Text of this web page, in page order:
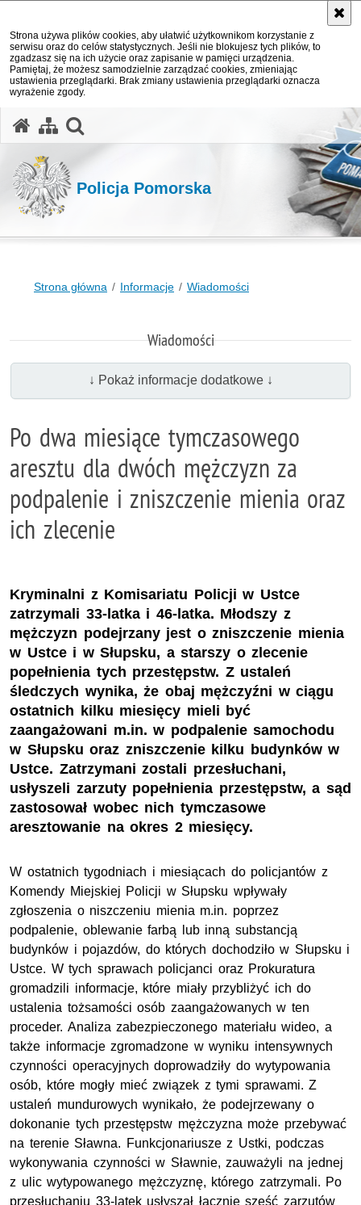
Strona używa plików cookies, aby ułatwić użytkownikom korzystanie z
serwisu oraz do celów statystycznych. Jeśli nie blokujesz tych plików, to
zgadzasz się na ich użycie oraz zapisanie w pamięci urządzenia.
Pamiętaj, że możesz samodzielnie zarządzać cookies, zmieniając
ustawienia przeglądarki. Brak zmiany ustawienia przeglądarki oznacza
wyrażenie zgody.
Policja Pomorska
Strona główna Informacje Wiadomości
Wiadomości
↓ Pokaż informacje dodatkowe ↓
Po dwa miesiące tymczasowego
aresztu dla dwóch mężczyzn za
podpalenie i zniszczenie mienia oraz
ich zlecenie
Kryminalni z Komisariatu Policji w Ustce
zatrzymali 33-latka i 46-latka. Młodszy z
mężczyzn podejrzany jest o zniszczenie mienia
w Ustce i w Słupsku, a starszy o zlecenie
popełnienia tych przestępstw. Z ustaleń
śledczych wynika, że obaj mężczyźni w ciągu
ostatnich kilku miesięcy mieli być
zaangażowani m.in. w podpalenie samochodu
w Słupsku oraz zniszczenie kilku budynków w
Ustce. Zatrzymani zostali przesłuchani,
usłyszeli zarzuty popełnienia przestępstw, a sąd
zastosował wobec nich tymczasowe
aresztowanie na okres 2 miesięcy.
W ostatnich tygodniach i miesiącach do policjantów z
Komendy Miejskiej Policji w Słupsku wpływały
zgłoszenia o niszczeniu mienia m.in. poprzez
podpalenie, oblewanie farbą lub inną substancją
budynków i pojazdów, do których dochodziło w Słupsku i
Ustce. W tych sprawach policjanci oraz Prokuratura
gromadzili informacje, które miały przybliżyć ich do
ustalenia tożsamości osób zaangażowanych w ten
proceder. Analiza zabezpieczonego materiału wideo, a
także informacje zgromadzone w wyniku intensywnych
czynności operacyjnych doprowadziły do wytypowania
osób, które mogły mieć związek z tymi sprawami. Z
ustaleń mundurowych wynikało, że podejrzewany o
dokonanie tych przestępstw mężczyzna może przebywać
na terenie Sławna. Funkcjonariusze z Ustki, podczas
wykonywania czynności w Sławnie, zauważyli na jednej
z ulic wytypowanego mężczyznę, którego zatrzymali. Po
przesłuchaniu 33-latek usłyszał łącznie sześć zarzutów